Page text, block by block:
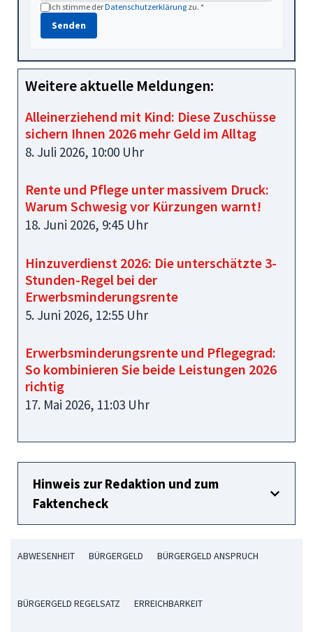
Ich stimme derDatenschutzerklärung zu. *
Senden
Weitere aktuelle Meldungen:
Alleinerziehend mit Kind: Diese Zuschüsse
sichern Ihnen 2026 mehr Geld im Alltag
8. Juli 2026, 10:00 Uhr
Rente und Pflege unter massivem Druck:
Warum Schwesig vor Kürzungen warnt!
18. Juni 2026, 9:45 Uhr
Hinzuverdienst 2026: Die unterschätzte 3-
Stunden-Regel bei der
Erwerbsminderungsrente
5. Juni 2026, 12:55 Uhr
Erwerbsminderungsrente und Pflegegrad:
So kombinieren Sie beide Leistungen 2026
richtig
17. Mai 2026, 11:03 Uhr
Hinweis zur Redaktion und zum
Faktencheck
ABWESENHEIT BÜRGERGELD BÜRGERGELD ANSPRUCH
BÜRGERGELD REGELSATZ ERREICHBARKEIT